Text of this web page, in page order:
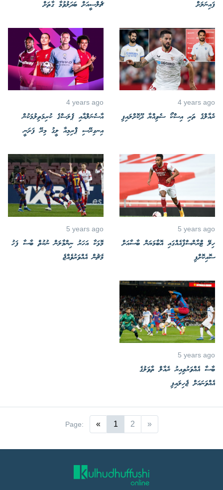
ފައިނަލަށް
ޗެލްސީއަށް ބަދަލުވުމާ ގާތަށް
4 years ago
ރެއާލްގެ ތަރި އިސްކޯ ސެވިއްޔާ ދޫކޮށްލައިފި
4 years ago
އާސެނަލްއާއި ޕެލަސްގެ ކުރިމަތިލުމަކުން
އިނގިރޭސި ޕްރިމިއާ ލީގު މިރޭ ފަށަނީ
5 years ago
ހިލޭ ޓްރާންސްފާއެއްގައި އޮބާމަޔަން ބާސާއަށް
ސޮއިކޮށްފި
5 years ago
މޮޅަކާ އަހަރު ނިންމާލަން ނުކުތް ބާސާ ފަހު
މެޗުން އެއްވަރުވެއްޖެ
5 years ago
ބާސާ އެއްވަރުވިއިރު ރެއާލް ތާވަލުގެ
އެއްވަނައަށް ޖެހިލައިފި
Page: « 1 2 »